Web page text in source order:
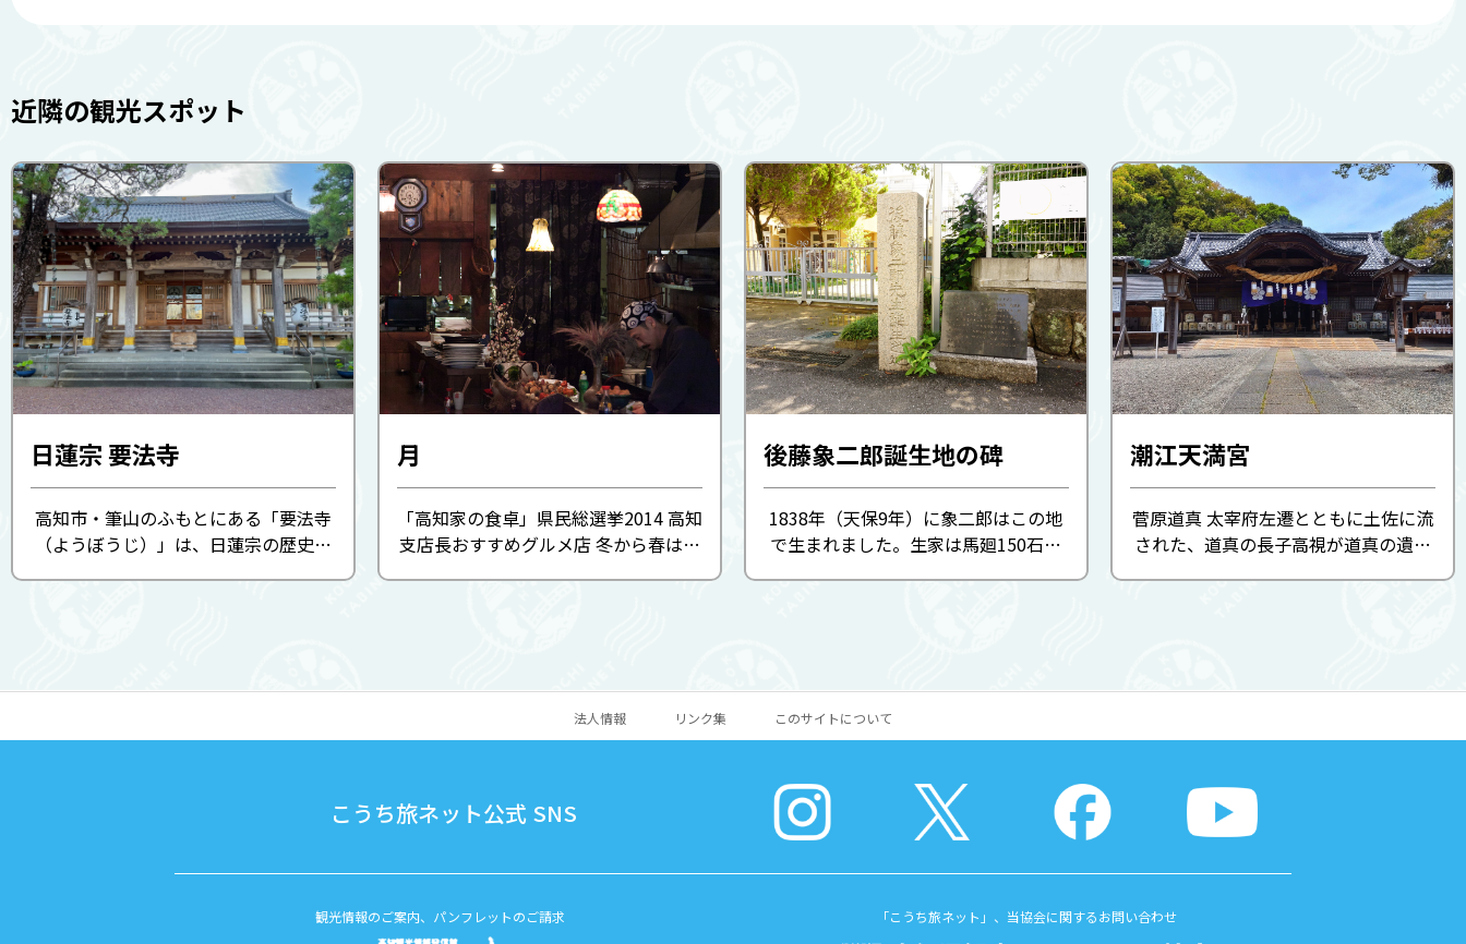
近隣の観光スポット
日蓮宗 要法寺
高知市・筆山のふもとにある「要法寺
（ようぼうじ）」は、日蓮宗の歴史あ
月
「高知家の食卓」県民総選挙2014 高知
支店長おすすめグルメ店 冬から春はク
後藤象二郎誕生地の碑
1838年（天保9年）に象二郎はこの地
で生まれました。生家は馬廻150石の
潮江天満宮
菅原道真 太宰府左遷とともに土佐に流
された、道真の長子高視が道真の遺品
法人情報 リンク集 このサイトについて
こうち旅ネット公式 SNS
観光情報のご案内、パンフレットのご請求 「こうち旅ネット」、当協会に関するお問い合わせ